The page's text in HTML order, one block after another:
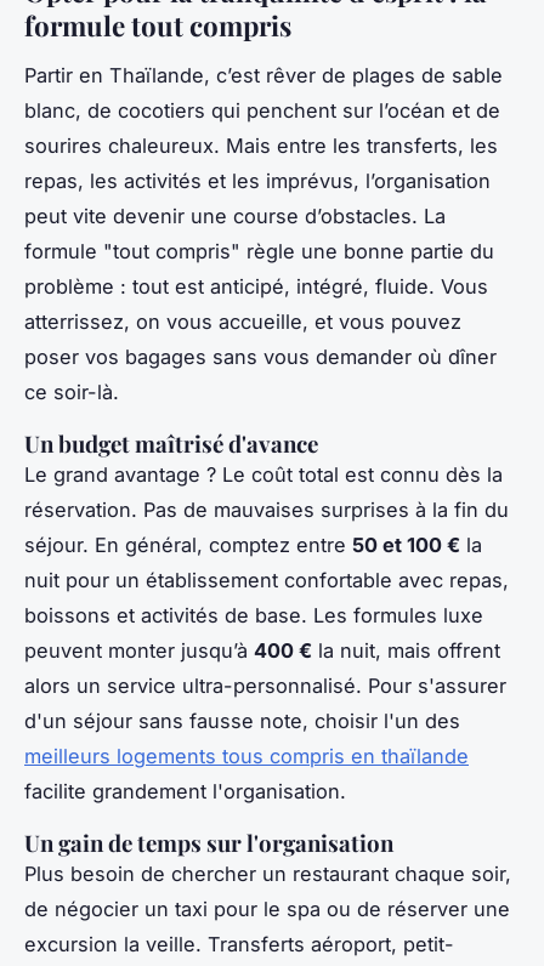
formule tout compris
Partir en Thaïlande, c’est rêver de plages de sable
blanc, de cocotiers qui penchent sur l’océan et de
sourires chaleureux. Mais entre les transferts, les
repas, les activités et les imprévus, l’organisation
peut vite devenir une course d’obstacles. La
formule "tout compris" règle une bonne partie du
problème : tout est anticipé, intégré, fluide. Vous
atterrissez, on vous accueille, et vous pouvez
poser vos bagages sans vous demander où dîner
ce soir-là.
Un budget maîtrisé d'avance
Le grand avantage ? Le coût total est connu dès la
réservation. Pas de mauvaises surprises à la fin du
séjour. En général, comptez entre 50 et 100 € la
nuit pour un établissement confortable avec repas,
boissons et activités de base. Les formules luxe
peuvent monter jusqu’à 400 € la nuit, mais offrent
alors un service ultra-personnalisé. Pour s'assurer
d'un séjour sans fausse note, choisir l'un des
meilleurs logements tous compris en thaïlande
facilite grandement l'organisation.
Un gain de temps sur l'organisation
Plus besoin de chercher un restaurant chaque soir,
de négocier un taxi pour le spa ou de réserver une
excursion la veille. Transferts aéroport, petit-